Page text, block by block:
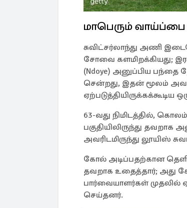
மாபெரும் வாய்ப்பை
சுவிட்சர்லாந்து அணி
சோவை களமிறக்கியது;
(Ndoye) அனுப்பிய
சென்றது, இதன் மூலம்
ஏற்படுத்தியிருக்கக்கூடிய
63-வது நிமிடத்தில்,
பகுதியிலிருந்து
அவரிடமிருந்து லூயிஸ்
கோல் அடிப்பதற்கான
தவறாக உதைத்தார்; அது
பார்வையாளர்கள் முதலில்
செய்தனர்.